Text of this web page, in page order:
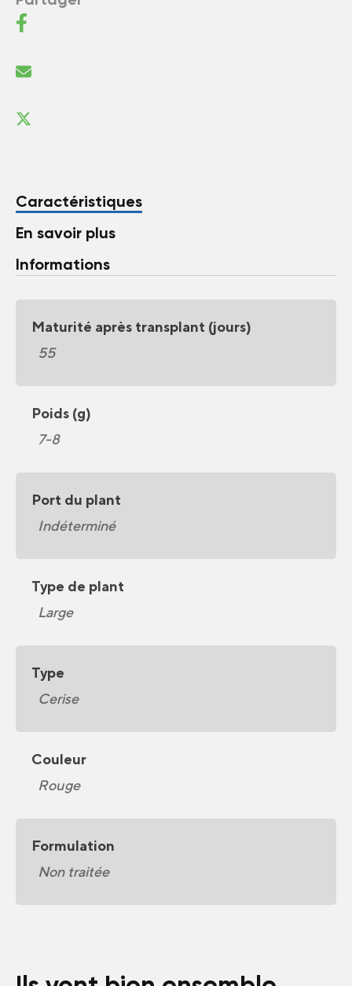
Caractéristiques
En savoir plus
Informations
Maturité après transplant (jours)
55
Poids (g)
7-8
Port du plant
Indéterminé
Type de plant
Large
Type
Cerise
Couleur
Rouge
Formulation
Non traitée